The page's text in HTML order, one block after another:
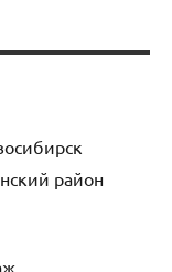
район